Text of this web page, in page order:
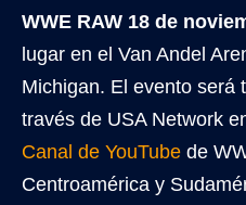
WWE RAW 18 de
lugar en el Van Andel
Michigan. El evento será
través de USA Network
Canal de YouTube de
Centroamérica y